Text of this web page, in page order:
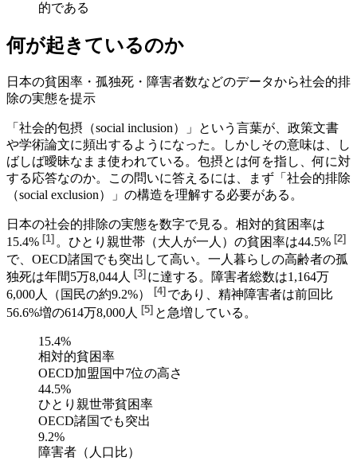
的である
何が起きているのか
日本の貧困率・孤独死・障害者数などのデータから社会的排
除の実態を提示
「社会的包摂（social inclusion）」という言葉が、政策文書
や学術論文に頻出するようになった。しかしその意味は、し
ばしば曖昧なまま使われている。包摂とは何を指し、何に対
する応答なのか。この問いに答えるには、まず「社会的排除
（social exclusion）」の構造を理解する必要がある。
日本の社会的排除の実態を数字で見る。 相対的貧困率は
15.4% [1] 。 ひとり親世帯（大人が一人）の貧困率は44.5% [2]
で、OECD諸国でも突出して高い。 一人暮らしの高齢者の孤
独死は年間5万8,044人 [3] に達する。 障害者総数は1,164万
6,000人（国民の約9.2%）
[4] であり、 精神障害者は前回比
56.6%増の614万8,000人 [5] と急増している。
15.4%
相対的貧困率
OECD加盟国中7位の高さ
44.5%
ひとり親世帯貧困率
OECD諸国でも突出
9.2%
障害者（人口比）